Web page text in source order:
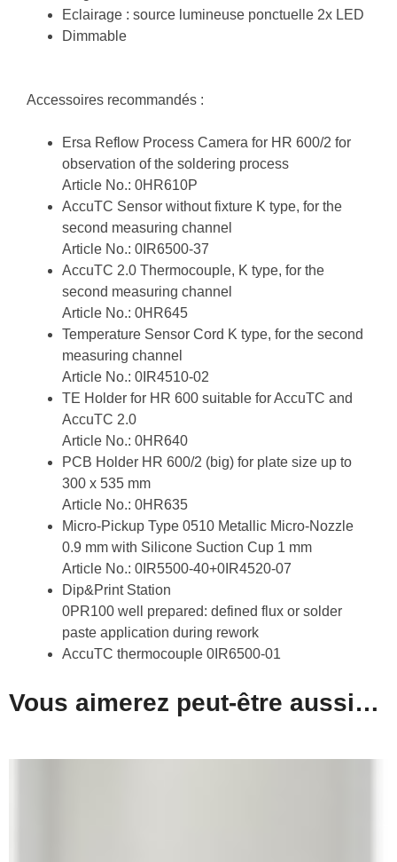
Eclairage : source lumineuse ponctuelle 2x LED
Dimmable
Accessoires recommandés :
Ersa Reflow Process Camera for HR 600/2 for
observation of the soldering process
Article No.: 0HR610P
AccuTC Sensor without fixture K type, for the
second measuring channel
Article No.: 0IR6500-37
AccuTC 2.0 Thermocouple, K type, for the
second measuring channel
Article No.: 0HR645
Temperature Sensor Cord K type, for the second
measuring channel
Article No.: 0IR4510-02
TE Holder for HR 600 suitable for AccuTC and
AccuTC 2.0
Article No.: 0HR640
PCB Holder HR 600/2 (big) for plate size up to
300 x 535 mm
Article No.: 0HR635
Micro-Pickup Type 0510 Metallic Micro-Nozzle
0.9 mm with Silicone Suction Cup 1 mm
Article No.: 0IR5500-40+0IR4520-07
Dip&Print Station
0PR100 well prepared: defined flux or solder
paste application during rework
AccuTC thermocouple 0IR6500-01
Vous aimerez peut-être aussi…